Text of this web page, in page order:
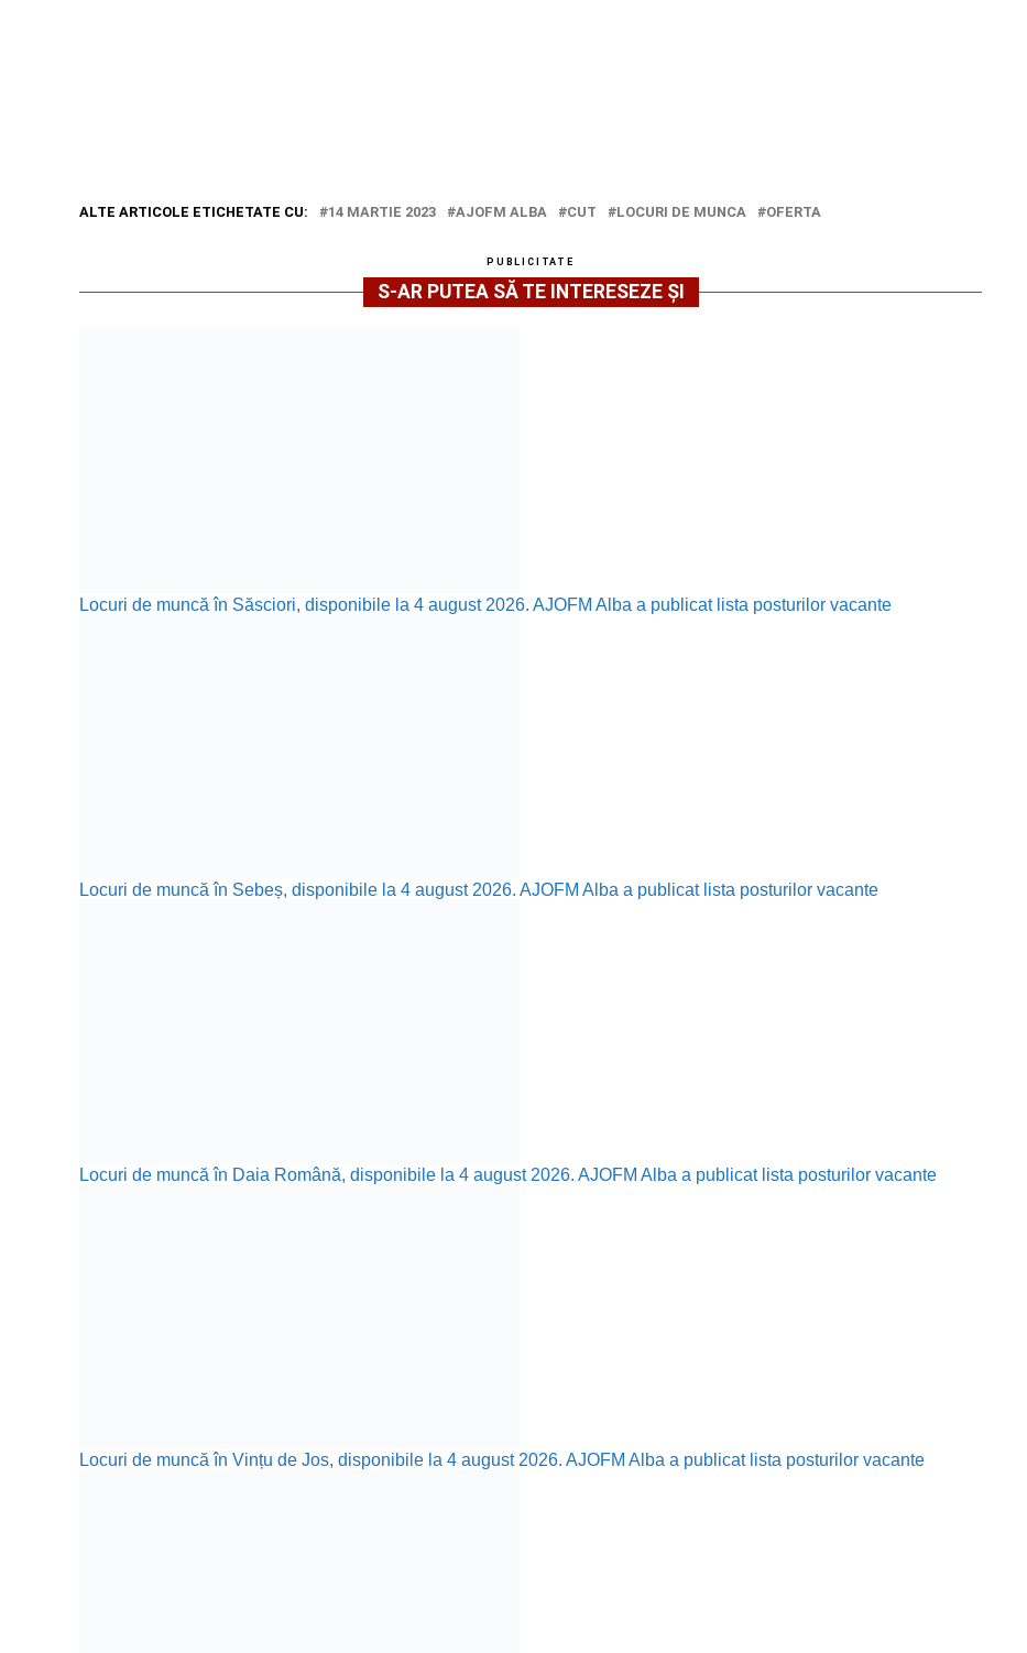
ALTE ARTICOLE ETICHETATE CU: 14 MARTIE 2023 AJOFM ALBA CUT LOCURI DE MUNCA OFERTA
PUBLICITATE
S-AR PUTEA SĂ TE INTERESEZE ȘI
Locuri de muncă în Săsciori, disponibile la 4 august 2026. AJOFM Alba a publicat lista posturilor vacante
Locuri de muncă în Sebeș, disponibile la 4 august 2026. AJOFM Alba a publicat lista posturilor vacante
Locuri de muncă în Daia Română, disponibile la 4 august 2026. AJOFM Alba a publicat lista posturilor vacante
Locuri de muncă în Vințu de Jos, disponibile la 4 august 2026. AJOFM Alba a publicat lista posturilor vacante